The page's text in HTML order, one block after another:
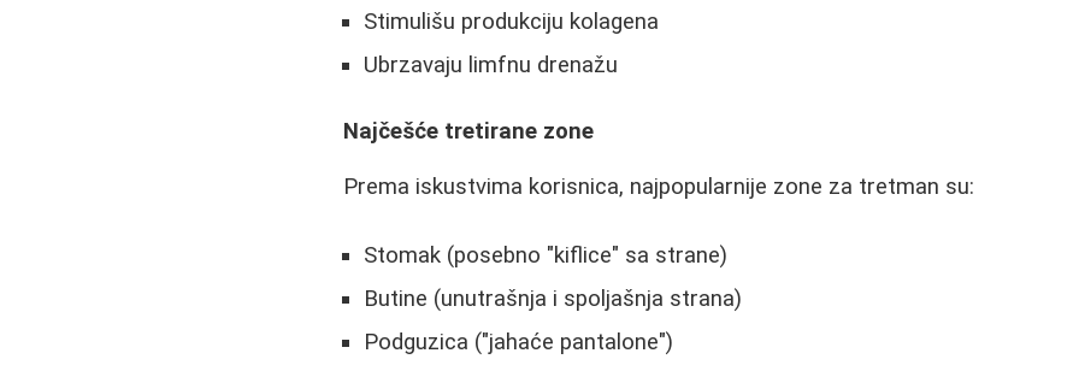
Stimulišu produkciju kolagena
Ubrzavaju limfnu drenažu
Najčešće tretirane zone
Prema iskustvima korisnica, najpopularnije zone za tretman su:
Stomak (posebno "kiflice" sa strane)
Butine (unutrašnja i spoljašnja strana)
Podguzica ("jahaće pantalone")